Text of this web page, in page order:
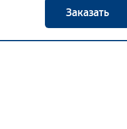
Заказать